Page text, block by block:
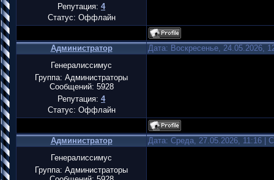
Репутация: 4
Статус: Оффлайн
Администратор
Дата: Воскресенье, 24.05.2026,
Генералиссимус
Группа: Администраторы
Сообщений: 5928
Репутация: 4
Статус: Оффлайн
Администратор
Дата: Среда, 27.05.2026, 11:16 |
Генералиссимус
Группа: Администраторы